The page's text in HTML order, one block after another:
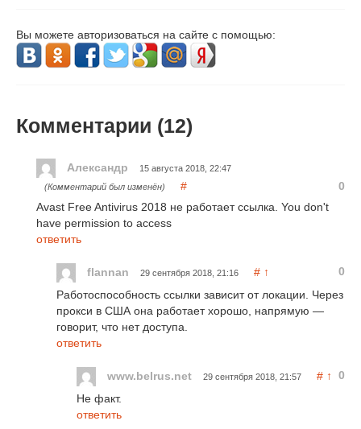
Вы можете авторизоваться на сайте с помощью:
Комментарии (12)
Александр
15 августа 2018, 22:47
(Комментарий был изменён)
#
0
Avast Free Antivirus 2018 не работает ссылка. You don't
have permission to access
ответить
flannan 29 сентября 2018, 21:16 # ↑
0
Работоспособность ссылки зависит от локации. Через
прокси в США она работает хорошо, напрямую —
говорит, что нет доступа.
ответить
www.belrus.net 29 сентября 2018, 21:57 # ↑
0
Не факт.
ответить